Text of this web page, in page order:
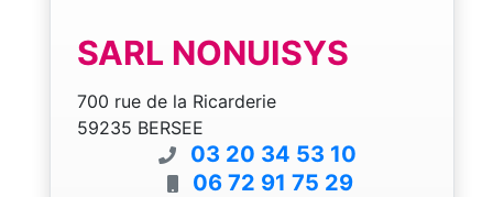
SARL NONUISYS
700 rue de la Ricarderie
59235 BERSEE
03 20 34 53 10
06 72 91 75 29